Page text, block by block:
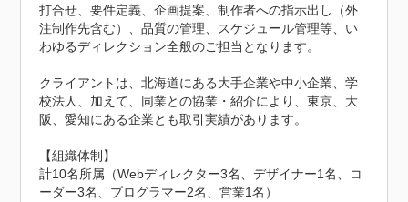
打合せ、要件定義、企画提案、制作者への指示出し（外
注制作先含む）、品質の管理、スケジュール管理等、い
わゆるディレクション全般のご担当となります。
クライアントは、北海道にある大手企業や中小企業、学
校法人、加えて、同業との協業・紹介により、東京、大
阪、愛知にある企業とも取引実績があります。
【組織体制】
計10名所属（Webディレクター3名、デザイナー1名、コ
ーダー3名、プログラマー2名、営業1名）